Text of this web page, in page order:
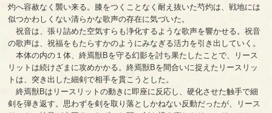
灼へ容赦なく襲い来る。膝をつくことなく耐え抜いた芍灼は、戦地には
似つかわしくない清らかな歌声の存在に気づいた。
祝音は、張り詰めた空気すらも浄化するような歌声を響かせる。祝音
の歌声は、祝福をもたらすかのようにみなぎる活力を引き出していく。
本体の内の１体、終焉獣Bを守る幻影を討ち果たしたことで、リース
リットは続けざまに攻めかかる。終焉獣Bを間合いに捉えたリースリッ
トは、突き出した細剣で相手を貫こうとした。
終焉獣Bはリースリットの動きに即座に反応し、硬化させた触手で細
剣を弾き返す。思わずを剣を取り落としかねない反動だったが、リース